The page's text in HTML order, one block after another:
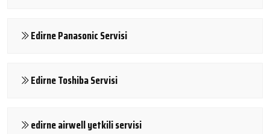
Edirne Panasonic Servisi
Edirne Toshiba Servisi
edirne airwell yetkili servisi